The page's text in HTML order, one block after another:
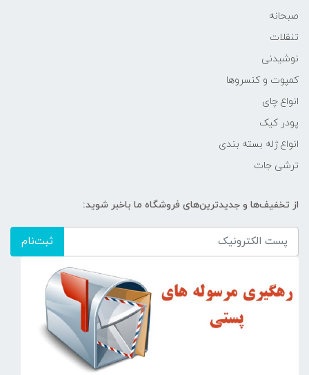
صبحانه
تنقلات
نوشیدنی
کمپوت و کنسروها
انواع چای
پودر کیک
انواع ژله بسته بندی
ترشی جات
از تخفیف‌ها و جدیدترین‌های فروشگاه ما باخبر شوید:
ثبت‌نام